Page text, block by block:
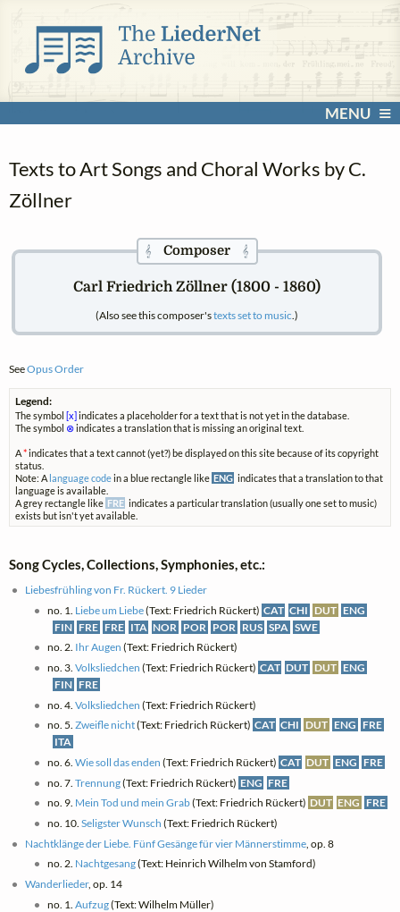
MENU
Texts to Art Songs and Choral Works by C.
Zöllner
𝄞Composer 𝄞
Carl Friedrich Zöllner (1800 - 1860)
(Also see this composer'stexts set to music.)
SeeOpus Order
Legend:
The symbol[x]indicates a placeholder for a text that is not yet in the database.
The symbol ⊗indicates a translation that is missing an original text.
A*indicates that a text cannot (yet?) be displayed on this site because of its copyright
status.
Note: A language codein a blue rectangle like ENG indicates that a translation to that
language is available.
A grey rectangle like FRE indicates a particular translation (usually one set to music)
exists but isn't yet available.
Song Cycles, Collections, Symphonies, etc.:
Liebesfrühling von Fr. Rückert. 9 Lieder
no. 1. Liebe um Liebe(Text: Friedrich Rückert) CAT CHI DUT ENG
FIN FRE FRE ITA NOR POR POR RUS SPA SWE
no. 2. Ihr Augen (Text: Friedrich Rückert)
no. 3. Volksliedchen (Text: Friedrich Rückert) CAT DUT DUT ENG
FIN FRE
no. 4. Volksliedchen (Text: Friedrich Rückert)
no. 5. Zweifle nicht(Text: Friedrich Rückert) CAT CHI DUT ENG FRE
ITA
no. 6. Wie soll das enden (Text: Friedrich Rückert) CAT DUT ENG FRE
no. 7. Trennung(Text: Friedrich Rückert) ENG FRE
no. 9. Mein Tod und mein Grab(Text: Friedrich Rückert) DUT ENG FRE
no. 10. Seligster Wunsch (Text: Friedrich Rückert)
Nachtklänge der Liebe. Fünf Gesänge für vier Männerstimme , op. 8
no. 2. Nachtgesang(Text: Heinrich Wilhelm von Stamford)
Wanderlieder, op. 14
no. 1. Aufzug(Text: Wilhelm Müller)